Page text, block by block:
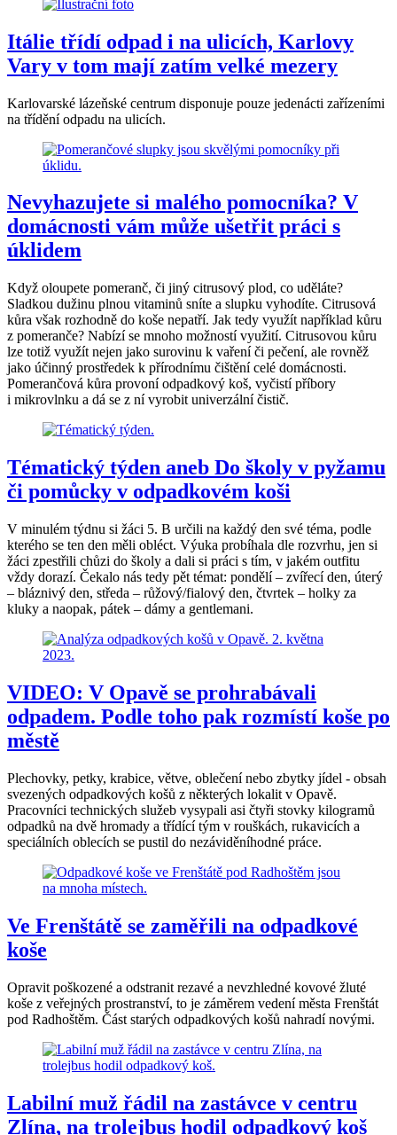
Itálie třídí odpad i na ulicích, Karlovy
Vary v tom mají zatím velké mezery
Karlovarské lázeňské centrum disponuje pouze jedenácti zařízeními
na třídění odpadu na ulicích.
Nevyhazujete si malého pomocníka? V
domácnosti vám může ušetřit práci s
úklidem
Když oloupete pomeranč, či jiný citrusový plod, co uděláte?
Sladkou dužinu plnou vitaminů sníte a slupku vyhodíte. Citrusová
kůra však rozhodně do koše nepatří. Jak tedy využít například kůru
z pomeranče? Nabízí se mnoho možností využití. Citrusovou kůru
lze totiž využít nejen jako surovinu k vaření či pečení, ale rovněž
jako účinný prostředek k přírodnímu čištění celé domácnosti.
Pomerančová kůra provoní odpadkový koš, vyčistí příbory
i mikrovlnku a dá se z ní vyrobit univerzální čistič.
Tématický týden aneb Do školy v pyžamu
či pomůcky v odpadkovém koši
V minulém týdnu si žáci 5. B určili na každý den své téma, podle
kterého se ten den měli obléct. Výuka probíhala dle rozvrhu, jen si
žáci zpestřili chůzi do školy a dali si práci s tím, v jakém outfitu
vždy dorazí. Čekalo nás tedy pět témat: pondělí – zvířecí den, úterý
– bláznivý den, středa – růžový/fialový den, čtvrtek – holky za
kluky a naopak, pátek – dámy a gentlemani.
VIDEO: V Opavě se prohrabávali
odpadem. Podle toho pak rozmístí koše po
městě
Plechovky, petky, krabice, větve, oblečení nebo zbytky jídel - obsah
svezených odpadkových košů z některých lokalit v Opavě.
Pracovníci technických služeb vysypali asi čtyři stovky kilogramů
odpadků na dvě hromady a třídící tým v rouškách, rukavicích a
speciálních oblecích se pustil do nezáviděníhodné práce.
Ve Frenštátě se zaměřili na odpadkové
koše
Opravit poškozené a odstranit rezavé a nevzhledné kovové žluté
koše z veřejných prostranství, to je záměrem vedení města Frenštát
pod Radhoštěm. Část starých odpadkových košů nahradí novými.
Labilní muž řádil na zastávce v centru
Zlína, na trolejbus hodil odpadkový koš